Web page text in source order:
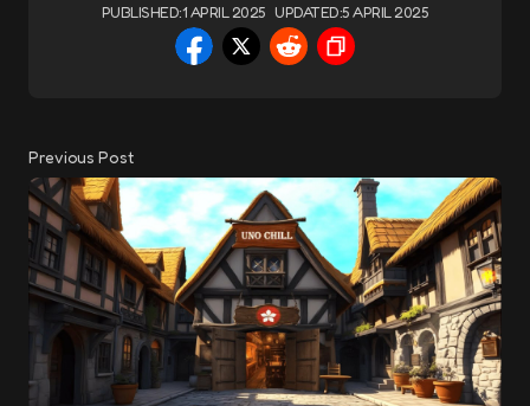
PUBLISHED:1 APRIL 2025 UPDATED:5 APRIL 2025
Previous Post